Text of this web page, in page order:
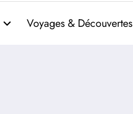
Voyages & Découvertes